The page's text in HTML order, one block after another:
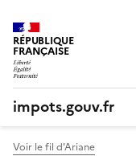
RÉPUBLIQUE
FRANÇAISE
impots.gouv.fr
Voir le fil d'Ariane